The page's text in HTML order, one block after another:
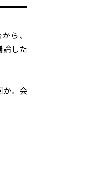
ら、
論した
か。会